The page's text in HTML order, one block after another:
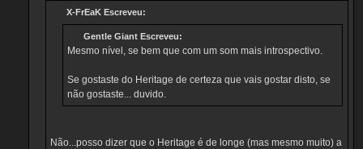
X-FrEaK Escreveu:
Gentle Giant Escreveu:
Mesmo nível, se bem que com um som mais introspectivo.
Se gostaste do Heritage de certeza que vais gostar disto, se
não gostaste... duvido.
Não...posso dizer que o Heritage é de longe (mas mesmo muito) a